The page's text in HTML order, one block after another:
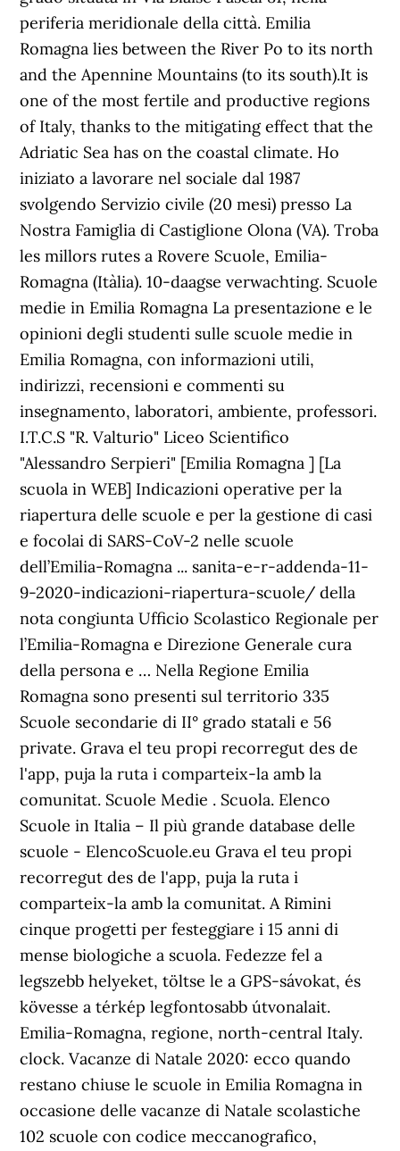
periferia meridionale della città. Emilia
Romagna lies between the River Po to its north
and the Apennine Mountains (to its south).It is
one of the most fertile and productive regions
of Italy, thanks to the mitigating effect that the
Adriatic Sea has on the coastal climate. Ho
iniziato a lavorare nel sociale dal 1987
svolgendo Servizio civile (20 mesi) presso La
Nostra Famiglia di Castiglione Olona (VA). Troba
les millors rutes a Rovere Scuole, Emilia-
Romagna (Itàlia). 10-daagse verwachting. Scuole
medie in Emilia Romagna La presentazione e le
opinioni degli studenti sulle scuole medie in
Emilia Romagna, con informazioni utili,
indirizzi, recensioni e commenti su
insegnamento, laboratori, ambiente, professori.
I.T.C.S "R. Valturio" Liceo Scientifico
"Alessandro Serpieri" [Emilia Romagna ] [La
scuola in WEB] Indicazioni operative per la
riapertura delle scuole e per la gestione di casi
e focolai di SARS-CoV-2 nelle scuole
dell’Emilia-Romagna ... sanita-e-r-addenda-11-
9-2020-indicazioni-riapertura-scuole/ della
nota congiunta Ufficio Scolastico Regionale per
l’Emilia-Romagna e Direzione Generale cura
della persona e … Nella Regione Emilia
Romagna sono presenti sul territorio 335
Scuole secondarie di II° grado statali e 56
private. Grava el teu propi recorregut des de
l'app, puja la ruta i comparteix-la amb la
comunitat. Scuole Medie . Scuola. Elenco
Scuole in Italia – Il più grande database delle
scuole - ElencoScuole.eu Grava el teu propi
recorregut des de l'app, puja la ruta i
comparteix-la amb la comunitat. A Rimini
cinque progetti per festeggiare i 15 anni di
mense biologiche a scuola. Fedezze fel a
legszebb helyeket, töltse le a GPS-sávokat, és
kövesse a térkép legfontosabb útvonalait.
Emilia-Romagna, regione, north-central Italy.
clock. Vacanze di Natale 2020: ecco quando
restano chiuse le scuole in Emilia Romagna in
occasione delle vacanze di Natale scolastiche
102 scuole con codice meccanografico,